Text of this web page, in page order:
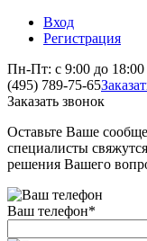
Вход
Регистрация
Пн-Пт: с 9:00 до
(495) 789-75-65
Заказать звонок
Оставьте Ваше
специалисты
решения Вашего
Ваш телефон*